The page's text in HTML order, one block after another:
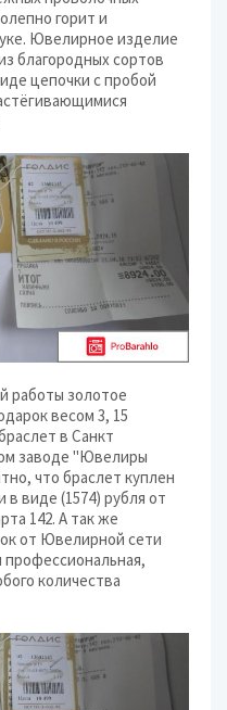
горит и
Ювелирное изделие
благородных сортов
цепочки с пробой
работы золотое
весом 3, 15
в Санкт
заводе "Ювелиры
что браслет куплен
виде (1574) рубля от
142. А так же
от Ювелирной сети
профессиональная,
количества